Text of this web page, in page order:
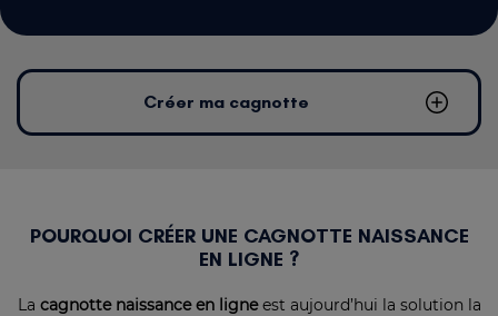
Créer ma cagnotte
POURQUOI CRÉER UNE CAGNOTTE NAISSANCE
EN LIGNE ?
La cagnotte naissance en ligneest aujourd’hui la solution la